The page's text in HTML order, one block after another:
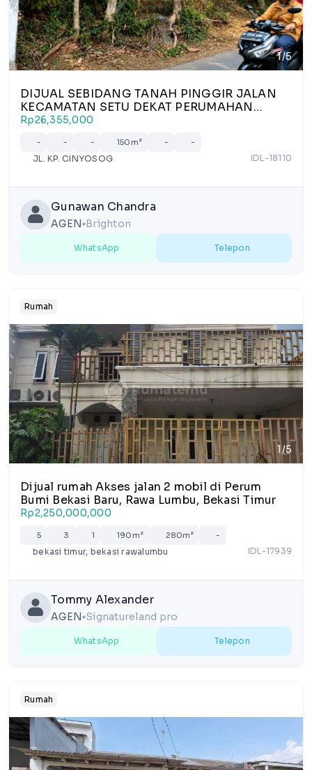
1/5
DIJUAL SEBIDANG TANAH PINGGIR JALAN
KECAMATAN SETU DEKAT PERUMAHAN
BEKASI TIMUR
Rp26,355,000
- - - 150m² - -
JL. KP. CINYOSOG IDL-18110
Gunawan Chandra
AGEN lens Brighton
WhatsApp Telepon
Rumah
1/5
Dijual rumah Akses jalan 2 mobil di Perum
Bumi Bekasi Baru, Rawa Lumbu, Bekasi Timur
Rp2,250,000,000
5 3 1 190m² 280m² -
bekasi timur, bekasi rawalumbu IDL-17939
Tommy Alexander
AGEN lens Signatureland pro
WhatsApp Telepon
Rumah